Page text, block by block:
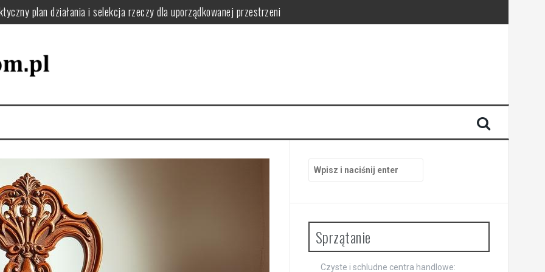
plan działania i selekcja rzeczy dla uporządkowanej przestrzeni
uszczelki i uniknąć awarii w domu
układać naczynia i dbać o zmywarkę dla wygody i efektywności pracy
funkcjonalną pralnię i uniknąć bałaganu
w domu: praktyczne nawyki i naturalne sposoby
Sprzątanie
Czyste i schludne centra handlowe: